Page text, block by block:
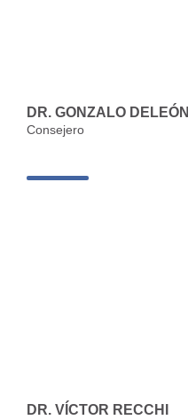
DR. GONZALO DELEÓN
Consejero
DR. VÍCTOR RECCHI